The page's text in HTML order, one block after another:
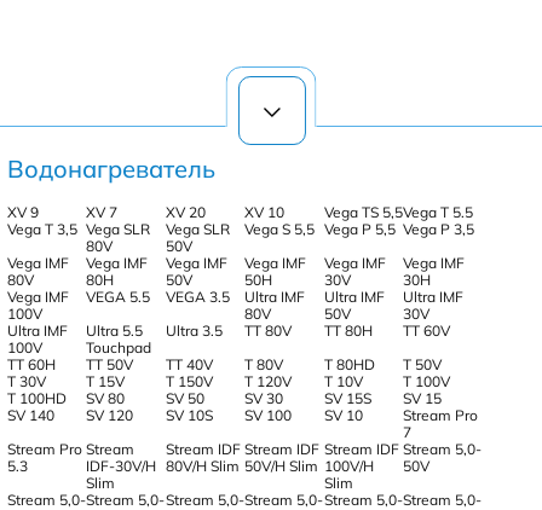
Водонагреватель
XV 9 XV 7 XV 20 XV 10 Vega TS 5,5Vega T 5.5
Vega T 3,5 Vega SLR
80V
Vega SLR
50V
Vega S 5,5 Vega P 5,5 Vega P 3,5
Vega IMF
80V
Vega IMF
80H
Vega IMF
50V
Vega IMF
50H
Vega IMF
30V
Vega IMF
30H
Vega IMF
100V
VEGA 5.5 VEGA 3.5
Ultra IMF
80V
Ultra IMF
50V
Ultra IMF
30V
Ultra IMF
100V
Ultra 5.5
Touchpad
Ultra 3.5 TT 80V TT 80H
TT 60V
TT 60H
TT 50V TT 40V T 80V T 80HD
T 50V
T 30V
T 15V T 150V T 120V T 10V
T 100V
T 100HD
SV 80 SV 50 SV 30 SV 15S
SV 15
SV 140
SV 120 SV 10S SV 100 SV 10
Stream Pro
7
Stream Pro
5.3
Stream
IDF-30V/H
Slim
Stream IDF
80V/H Slim
Stream IDF
50V/H Slim
Stream IDF
100V/H
Slim
Stream 5,0-
50V
Stream 5,0-Stream 5,0-Stream 5,0-Stream 5,0-Stream 5,0-Stream 5,0-